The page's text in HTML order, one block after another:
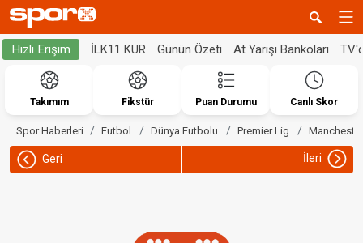
Hızlı Erişim İLK11 KUR Günün Özeti At Yarışı Bankoları
Takımım Fikstür Puan Durumu Canlı Skor
Spor Haberleri Futbol Dünya Futbolu Premier Lig
Geri İleri